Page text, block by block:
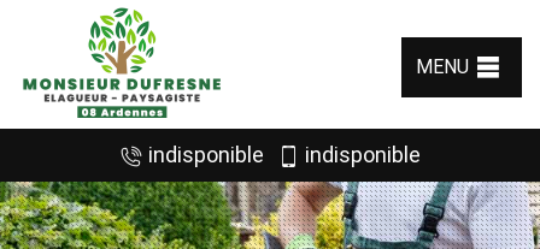
MENU
indisponible indisponible